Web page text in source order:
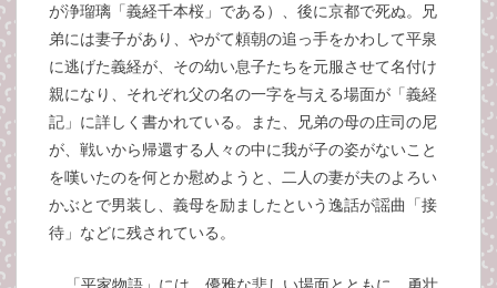
が浄瑠璃「義経千本桜」である）、後に京都で死ぬ。兄
弟には妻子があり、やがて頼朝の追っ手をかわして平泉
に逃げた義経が、その幼い息子たちを元服させて名付け
親になり、それぞれ父の名の一字を与える場面が「義経
記」に詳しく書かれている。また、兄弟の母の庄司の尼
が、戦いから帰還する人々の中に我が子の姿がないこと
を嘆いたのを何とか慰めようと、二人の妻が夫のよろい
かぶとで男装し、義母を励ましたという逸話が謡曲「接
待」などに残されている。
「平家物語」には、優雅な悲しい場面とともに、勇壮